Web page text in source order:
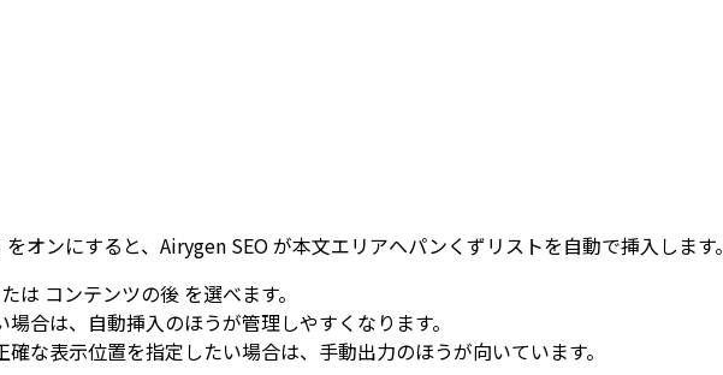
をオンにすると、Airygen SEO が本文エリアへパンくずリストを自動で挿入します
は コンテンツの後 を選べます。
合は、自動挿入のほうが管理しやすくなります。
な表示位置を指定したい場合は、手動出力のほうが向いています。